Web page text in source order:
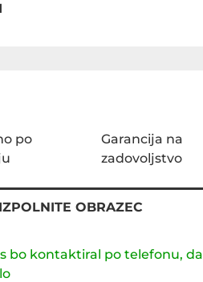
po
Garancija na
zadovoljstvo
OBRAZEC
bo kontaktiral po telefonu, da